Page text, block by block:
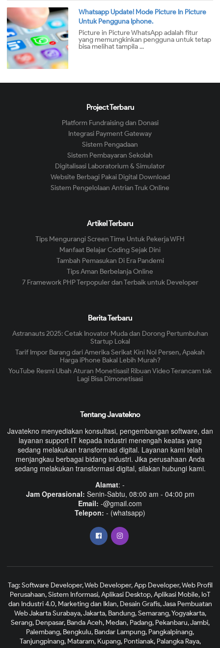
Whatsapp Update! Mode Picture In Picture
Untuk Pengguna Iphone.
Picture in Picture WhatsApp adalah fitur
yang memungkinkan pengguna untuk tetap
bisa melihat tampila ...
Project Terbaru
Platform Fundraising dan Donasi
Integrasi Payment Gateway
Sistem Pengadaan
Sistem Pembayaran Sekolah
Digitalisasi Laboratorium & Simulator
Website Berbagi Pakai Digital Download
Sistem Pengelolaan Antrian Truk Online
Artikel Terbaru
Tips Mengurangi Screen Time Untuk Pekerja WFH
Manfaat Belajar Coding Sejak Dini
Tambah Pemasukan Di Era Pandemi
Tips Aman Berbelanja Online
7 Framework PHP Terpopuler dan Terbaik untuk Developer
Berita Terbaru
Astranauts 2025: Cetak Inovator Muda dan Dorong Pertumbuhan
Startup Lokal
Tarif Impor Barang dari Amerika Serikat Kini Nol Persen, Apakah
Harga iPhone Bakal Lebih Murah?
YouTube Resmi Ubah Aturan Monetisasi! Ribuan Video Terancam tak
Lagi Bisa Dimonetisasi
Tentang Javatekno
Javatekno menyediakan konsultasi, pengembangan software, dan
layanan support IT kepada industri menengah keatas yang
sedang melakukan transformasi digital. Layanan kami telah
menjangkau berbagai bidang industri. Jika perusahaan Anda
sedang melakukan transformasi digital, silakan hubungi kami.
Alamat: -
Jam Operasional: Senin-Sabtu, 08:00 am - 04:00 pm
Email: -@gmail.com
Telepon: - (whatsapp)
Tag: Software Developer, Web Developer, App Developer, Web Profil
Perusahaan, Sistem Informasi, Aplikasi Desktop, Aplikasi Mobile, IoT
dan Industri 4.0, Marketing dan Iklan, Desain Grafis, Jasa Pembuatan
Web Jakarta Surabaya, Jakarta, Bandung, Semarang, Yogyakarta,
Serang, Denpasar, Banda Aceh, Medan, Padang, Pekanbaru, Jambi,
Palembang, Bengkulu, Bandar Lampung, Pangkalpinang,
Tanjungpinang, Mataram, Kupang, Pontianak, Palangka Raya,